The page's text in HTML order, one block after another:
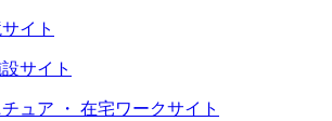
イト
サイト
ュア ・ 在宅ワークサイト